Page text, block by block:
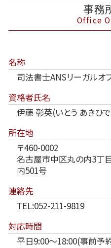
事務
Office
名称
司法書士ANSリーガルオ
資格者氏名
伊藤 彰英(いとう あきひ
所在地
〒460-0002
名古屋市中区丸の内3丁
内501号
連絡先
TEL:052-211-9819
対応時間
平日9:00～18:00(事前予